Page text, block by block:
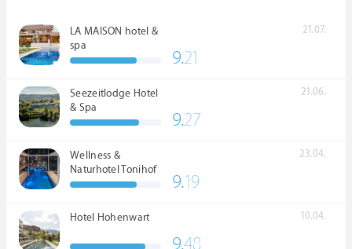
LA MAISON hotel &
spa
21.07.
9.21
Seezeitlodge Hotel
& Spa
21.06.
9.27
Wellness &
Naturhotel Tonihof
****S
23.04.
9.19
Hotel Hohenwart 10.04.
9.48